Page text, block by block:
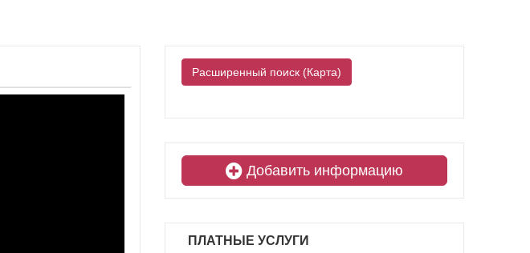
Расширенный поиск (Карта)
Добавить информацию
ПЛАТНЫЕ УСЛУГИ